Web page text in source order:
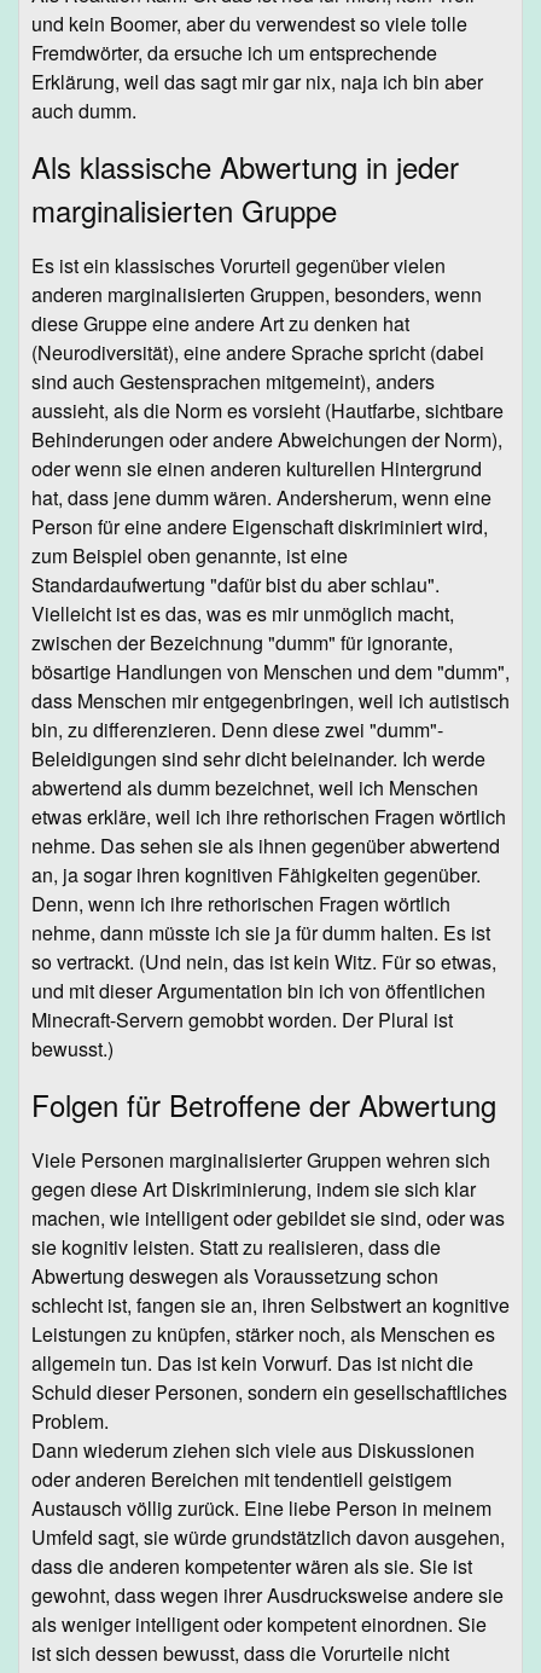
und kein Boomer, aber du verwendest so viele tolle
Fremdwörter, da ersuche ich um entsprechende
Erklärung, weil das sagt mir gar nix, naja ich bin aber
auch dumm.
Als klassische Abwertung in jeder
marginalisierten Gruppe
Es ist ein klassisches Vorurteil gegenüber vielen
anderen marginalisierten Gruppen, besonders, wenn
diese Gruppe eine andere Art zu denken hat
(Neurodiversität), eine andere Sprache spricht (dabei
sind auch Gestensprachen mitgemeint), anders
aussieht, als die Norm es vorsieht (Hautfarbe, sichtbare
Behinderungen oder andere Abweichungen der Norm),
oder wenn sie einen anderen kulturellen Hintergrund
hat, dass jene dumm wären. Andersherum, wenn eine
Person für eine andere Eigenschaft diskriminiert wird,
zum Beispiel oben genannte, ist eine
Standardaufwertung "dafür bist du aber schlau".
Vielleicht ist es das, was es mir unmöglich macht,
zwischen der Bezeichnung "dumm" für ignorante,
bösartige Handlungen von Menschen und dem "dumm",
dass Menschen mir entgegenbringen, weil ich autistisch
bin, zu differenzieren. Denn diese zwei "dumm"-
Beleidigungen sind sehr dicht beieinander. Ich werde
abwertend als dumm bezeichnet, weil ich Menschen
etwas erkläre, weil ich ihre rethorischen Fragen wörtlich
nehme. Das sehen sie als ihnen gegenüber abwertend
an, ja sogar ihren kognitiven Fähigkeiten gegenüber.
Denn, wenn ich ihre rethorischen Fragen wörtlich
nehme, dann müsste ich sie ja für dumm halten. Es ist
so vertrackt. (Und nein, das ist kein Witz. Für so etwas,
und mit dieser Argumentation bin ich von öffentlichen
Minecraft-Servern gemobbt worden. Der Plural ist
bewusst.)
Folgen für Betroffene der Abwertung
Viele Personen marginalisierter Gruppen wehren sich
gegen diese Art Diskriminierung, indem sie sich klar
machen, wie intelligent oder gebildet sie sind, oder was
sie kognitiv leisten. Statt zu realisieren, dass die
Abwertung deswegen als Voraussetzung schon
schlecht ist, fangen sie an, ihren Selbstwert an kognitive
Leistungen zu knüpfen, stärker noch, als Menschen es
allgemein tun. Das ist kein Vorwurf. Das ist nicht die
Schuld dieser Personen, sondern ein gesellschaftliches
Problem.
Dann wiederum ziehen sich viele aus Diskussionen
oder anderen Bereichen mit tendentiell geistigem
Austausch völlig zurück. Eine liebe Person in meinem
Umfeld sagt, sie würde grundstätzlich davon ausgehen,
dass die anderen kompetenter wären als sie. Sie ist
gewohnt, dass wegen ihrer Ausdrucksweise andere sie
als weniger intelligent oder kompetent einordnen. Sie
ist sich dessen bewusst, dass die Vorurteile nicht